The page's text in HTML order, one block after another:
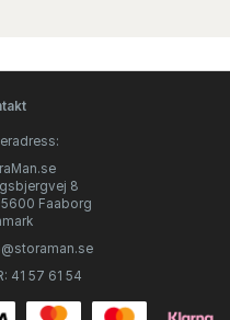
8
5600 Faaborg
41 57 61 54